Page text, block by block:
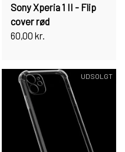
Sony Xperia 1 II - Flip
cover rød
60,00 kr.
UDSOLGT